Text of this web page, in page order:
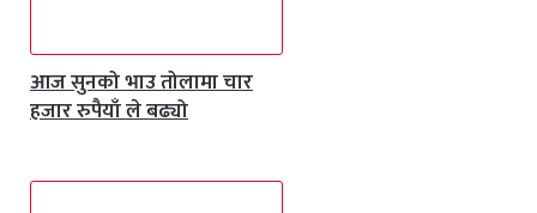
आज सुनको भाउ तोलामा चार
हजार रुपैयाँ ले बढ्यो